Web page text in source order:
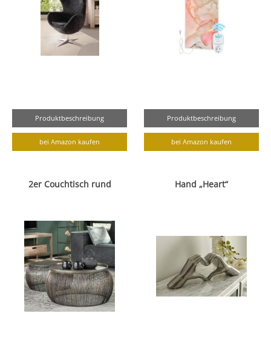
Produktbeschreibung
bei Amazon kaufen
Produktbeschreibung
bei Amazon kaufen
2er Couchtisch rund Hand „Heart“